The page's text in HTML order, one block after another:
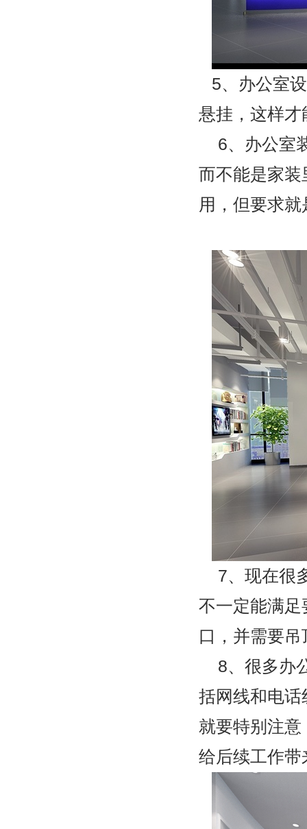
5、办公室
悬挂，这样
6、办公室
而不能是家
用，但要求
7、现在很
不一定能满
口，并需要
8、很多办
括网线和电
就要特别注
给后续工作带